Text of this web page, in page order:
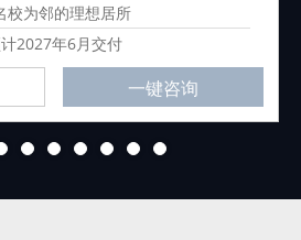
校为邻的理想居所
2027年6月交付
一键咨询
6 7 8 9